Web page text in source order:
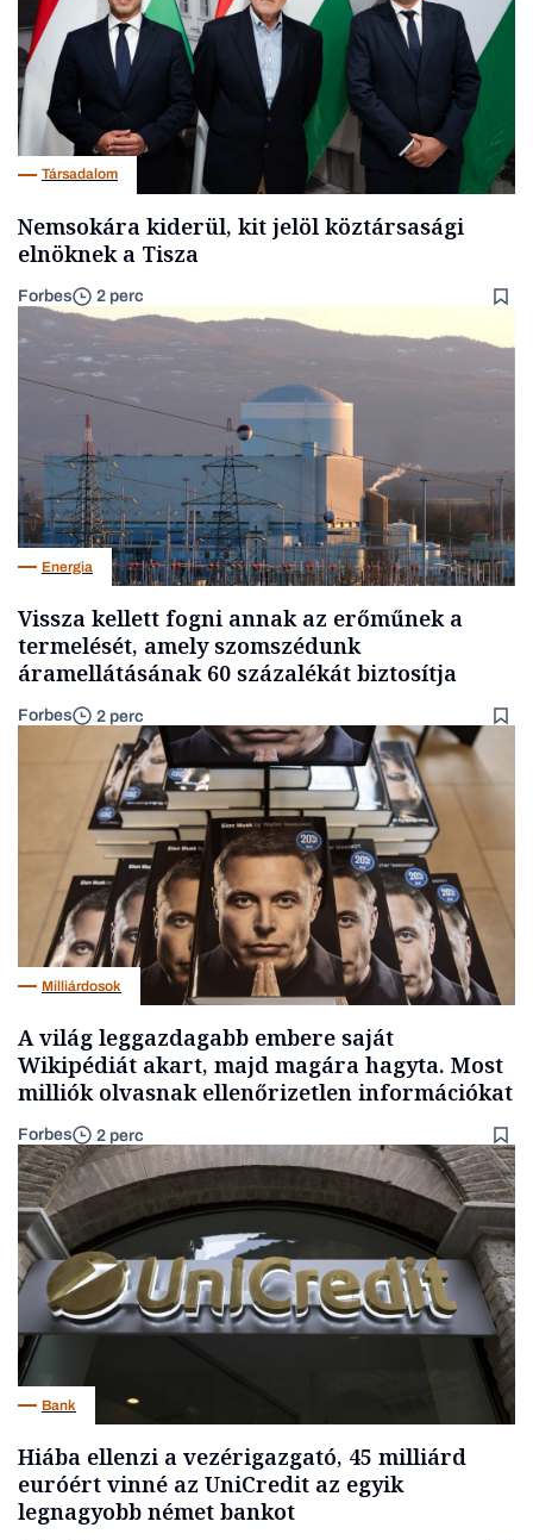
Társadalom
Nemsokára kiderül, kit jelöl köztársasági
elnöknek a Tisza
Forbes 2 perc
Energia
Vissza kellett fogni annak az erőműnek a
termelését, amely szomszédunk
áramellátásának 60 százalékát biztosítja
Forbes 2 perc
Milliárdosok
A világ leggazdagabb embere saját
Wikipédiát akart, majd magára hagyta. Most
milliók olvasnak ellenőrizetlen információkat
Forbes 2 perc
Bank
Hiába ellenzi a vezérigazgató, 45 milliárd
euróért vinné az UniCredit az egyik
legnagyobb német bankot